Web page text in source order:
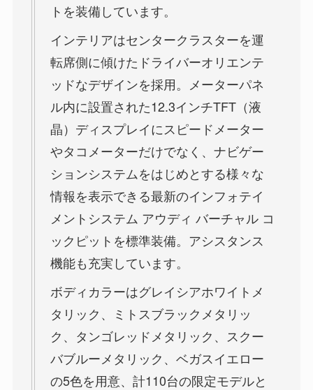
トを装備しています。
インテリアはセンタークラスターを運
転席側に傾けたドライバーオリエンテ
ッドなデザインを採用。メーターパネ
ル内に設置された12.3インチTFT（液
晶）ディスプレイにスピードメーター
やタコメーターだけでなく、ナビゲー
ションシステムをはじめとする様々な
情報を表示できる最新のインフォテイ
メントシステム アウディ バーチャル コ
ックピットを標準装備。アシスタンス
機能も充実しています。
ボディカラーはグレイシアホワイトメ
タリック、ミトスブラックメタリッ
ク、タンゴレッドメタリック、スクー
バブルーメタリック、ベガスイエロー
の5色を用意、計110台の限定モデルと